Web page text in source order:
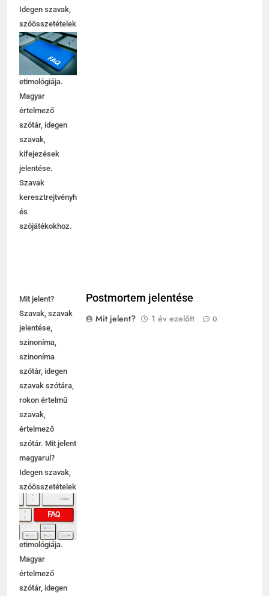
Idegen szavak,
szóösszetételek
jelentése,
magyarázata,
használata,
etimológiája.
Magyar
értelmező
szótár, idegen
szavak,
kifejezések
jelentése.
Szavak
keresztrejtvényhez
és
szójátékokhoz.
Mit jelent?
Szavak, szavak
jelentése,
szinoníma,
szinoníma
szótár, idegen
szavak szótára,
rokon értelmű
szavak,
értelmező
szótár. Mit jelent
magyarul?
Idegen szavak,
szóösszetételek
jelentése,
magyarázata,
használata,
etimológiája.
Magyar
értelmező
szótár, idegen
Postmortem jelentése
Mit jelent?
1 év ezelőtt 0
5
6
7